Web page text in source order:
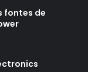
fontes de